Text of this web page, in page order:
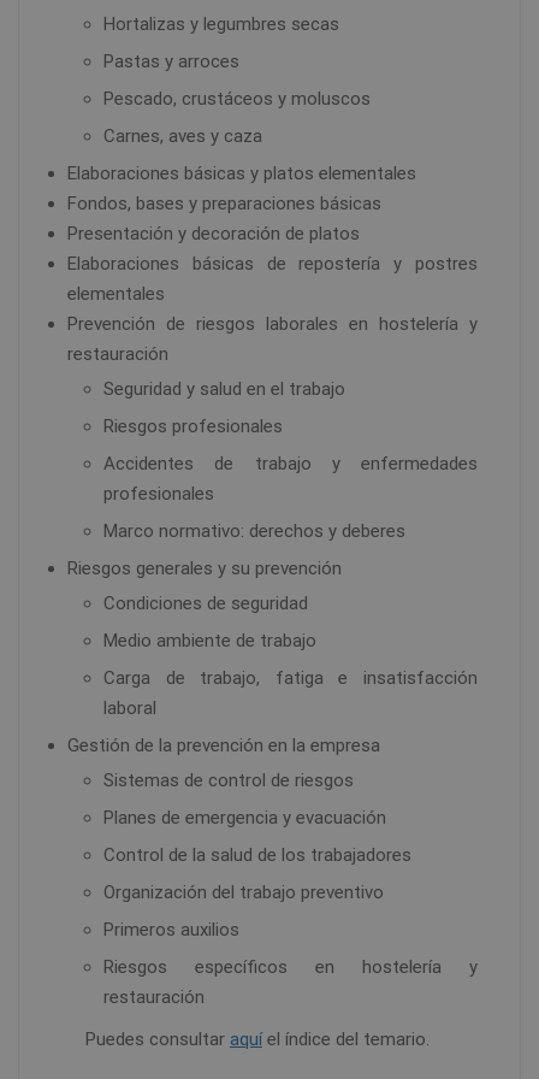
Hortalizas y legumbres secas
Pastas y arroces
Pescado, crustáceos y moluscos
Carnes, aves y caza
Elaboraciones básicas y platos elementales
Fondos, bases y preparaciones básicas
Presentación y decoración de platos
Elaboraciones básicas de repostería y postres
elementales
Prevención de riesgos laborales en hostelería y
restauración
Seguridad y salud en el trabajo
Riesgos profesionales
Accidentes de trabajo y enfermedades
profesionales
Marco normativo: derechos y deberes
Riesgos generales y su prevención
Condiciones de seguridad
Medio ambiente de trabajo
Carga de trabajo, fatiga e insatisfacción
laboral
Gestión de la prevención en la empresa
Sistemas de control de riesgos
Planes de emergencia y evacuación
Control de la salud de los trabajadores
Organización del trabajo preventivo
Primeros auxilios
Riesgos específicos en hostelería y
restauración
Puedes consultar aquíel índice del temario.